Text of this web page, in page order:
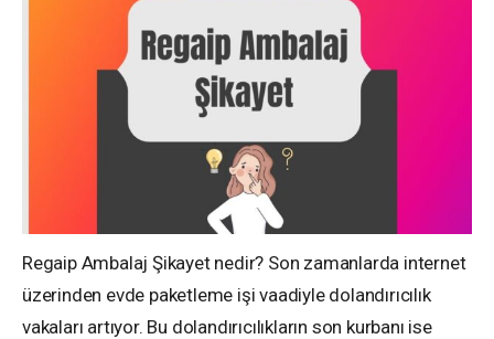
Regaip Ambalaj Şikayet nedir? Son zamanlarda internet
üzerinden evde paketleme işi vaadiyle dolandırıcılık
vakaları artıyor. Bu dolandırıcılıkların son kurbanı ise